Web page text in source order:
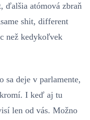
ďalšia atómová zbraň
shit, different
než kedykoľvek
deje v parlamente,
I keď aj tu
len od vás. Možno